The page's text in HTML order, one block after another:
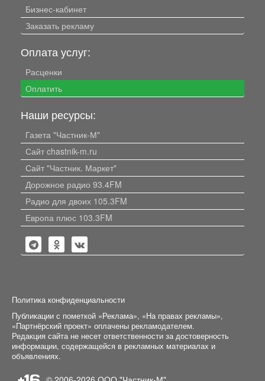
Бизнес-кабинет
Заказать рекламу
Оплата услуг:
Расценки
Оплатить
Наши ресурсы:
Газета "Частник-М"
Сайт chastnik-m.ru
Сайт "Частник. Маркет"
Дорожное радио 93.4FM
Радио для двоих 105.3FM
Европа плюс 103.3FM
Политика конфиденциальности
Публикации с пометкой «Реклама», «На правах рекламы»,
«Партнёрский проект» оплачены рекламодателем.
Редакция сайта не несет ответственности за достоверность
информации, содержащейся в рекламных материалах и
объявлениях.